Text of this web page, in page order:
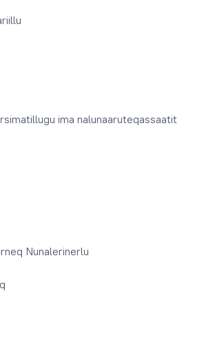
ima nalunaaruteqassaatit
Nunalerinerlu